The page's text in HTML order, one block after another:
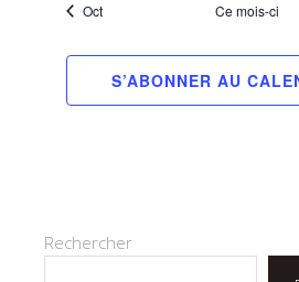
Oct Ce mois-ci
S’ABONNER AU
Rechercher